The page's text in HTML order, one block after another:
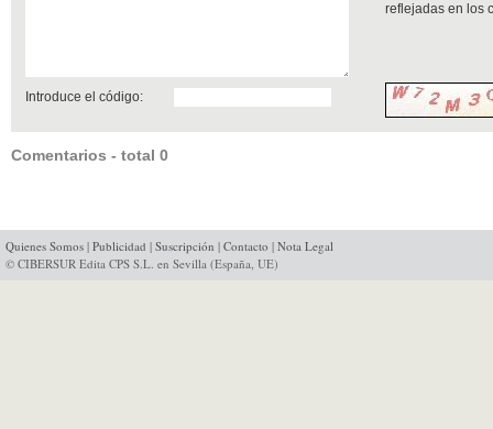
reflejadas en los
Introduce el código:
Comentarios - total 0
Quienes Somos | Publicidad | Suscripción | Contacto | Nota Legal
© CIBERSUR Edita CPS S.L. en Sevilla (España, UE)